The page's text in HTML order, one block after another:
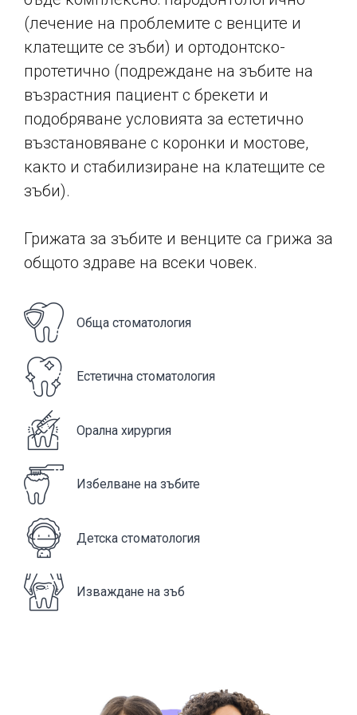
9
0
(лечение на проблемите с венците и
клатещите се зъби) и ортодонтско-
протетично (подреждане на зъбите на
възрастния пациент с брекети и
подобряване условията за естетично
възстановяване с коронки и мостове,
както и стабилизиране на клатещите се
зъби).
Грижата за зъбите и венците са грижа за
общото здраве на всеки човек.
Обща стоматология
Естетична стоматология
Орална хирургия
Избелване на зъбите
Детска стоматология
Изваждане на зъб